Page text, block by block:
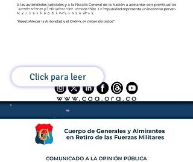
Comunicado a la
Opinión Pública
Click para leer